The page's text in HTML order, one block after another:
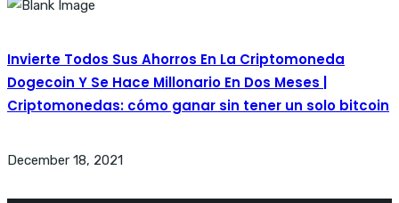
Invierte Todos Sus Ahorros En La Criptomoneda
Dogecoin Y Se Hace Millonario En Dos Meses |
Criptomonedas: cómo ganar sin tener un solo bitcoin
December 18, 2021